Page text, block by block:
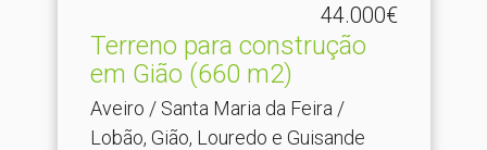
44.000€
Terreno para construção
em Gião (660 m2)
Aveiro / Santa Maria da Feira /
Lobão, Gião, Louredo e Guisande